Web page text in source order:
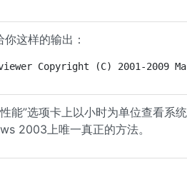
这样的输出：
Copyright (C) 2001-2009
能”选项卡上以小时为单位查看系统
2003上唯一真正的方法。